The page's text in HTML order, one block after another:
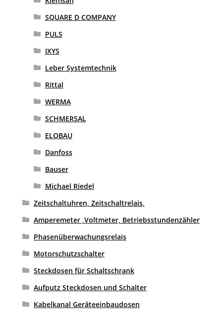
SQUARE D COMPANY
PULS
IXYS
Leber Systemtechnik
Rittal
WERMA
SCHMERSAL
ELOBAU
Danfoss
Bauser
Michael Riedel
Zeitschaltuhren, Zeitschaltrelais,
Amperemeter ,Voltmeter, Betriebsstundenzähler
Phasenüberwachungsrelais
Motorschutzschalter
Steckdosen für Schaltschrank
Aufputz Steckdosen und Schalter
Kabelkanal Geräteeinbaudosen